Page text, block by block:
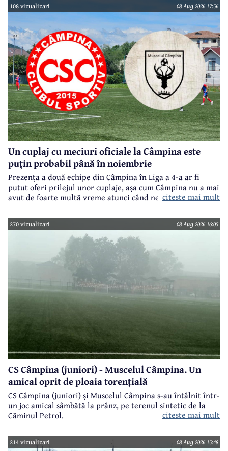
108 vizualizari 08 Aug 2026 17:56
Un cuplaj cu meciuri oficiale la Câmpina este
puțin probabil până în noiembrie
Prezența a două echipe din Câmpina în Liga a 4-a ar fi
putut oferi prilejul unor cuplaje, așa cum Câmpina nu a mai
avut de foarte multă vreme atunci când ne referim la
citeste mai mult
270 vizualizari 08 Aug 2026 16:05
CS Câmpina (juniori) - Muscelul Câmpina. Un
amical oprit de ploaia torențială
CS Câmpina (juniori) și Muscelul Câmpina s-au întâlnit într-
un joc amical sâmbătă la prânz, pe terenul sintetic de la
Căminul Petrol.
citeste mai mult
214 vizualizari 08 Aug 2026 15:48